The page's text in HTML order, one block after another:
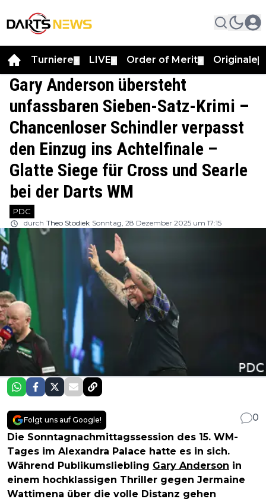
Turniere LIVE Order of Merit Originale
Gary Anderson übersteht
unfassbaren Sieben-Satz-Krimi –
Chancenloser Schindler verpasst
den Einzug ins Achtelfinale –
Glatte Siege für Cross und Searle
bei der Darts WM
PDC
durch Theo Stodiek Sonntag, 28 Dezember 2025 um 17:15
Folgt uns auf Google!
0
Die Sonntagnachmittagssession des 15. WM-
Tages im Alexandra Palace hatte es in sich.
Während Publikumsliebling Gary Anderson in
einem hochklassigen Thriller gegen Jermaine
Wattimena über die volle Distanz gehen